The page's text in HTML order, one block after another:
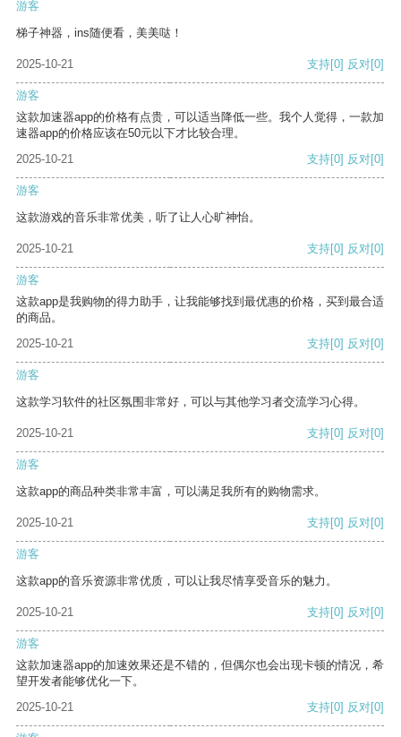
游客
梯子神器，ins随便看，美美哒！
2025-10-21 支持[0] 反对[0]
游客
这款加速器app的价格有点贵，可以适当降低一些。我个人觉得，一款加
速器app的价格应该在50元以下才比较合理。
2025-10-21
支持[0] 反对[0]
游客
这款游戏的音乐非常优美，听了让人心旷神怡。
2025-10-21 支持[0] 反对[0]
游客
这款app是我购物的得力助手，让我能够找到最优惠的价格，买到最合适
的商品。
2025-10-21
支持[0] 反对[0]
游客
这款学习软件的社区氛围非常好，可以与其他学习者交流学习心得。
2025-10-21 支持[0] 反对[0]
游客
这款app的商品种类非常丰富，可以满足我所有的购物需求。
2025-10-21 支持[0] 反对[0]
游客
这款app的音乐资源非常优质，可以让我尽情享受音乐的魅力。
2025-10-21 支持[0] 反对[0]
游客
这款加速器app的加速效果还是不错的，但偶尔也会出现卡顿的情况，希
望开发者能够优化一下。
2025-10-21
支持[0] 反对[0]